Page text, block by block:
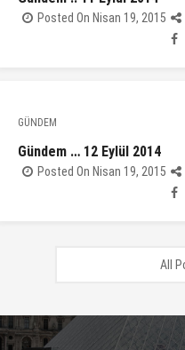
Posted On Nisan 19, 2015
GÜNDEM
Gündem … 12 Eylül 2014
Posted On Nisan 19, 2015
All